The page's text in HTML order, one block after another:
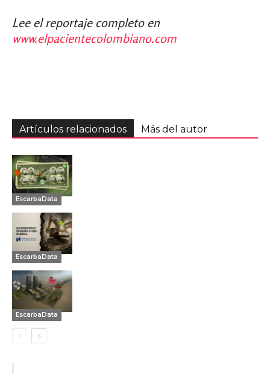
Lee el reportaje completo en
www.elpacientecolombiano.com
Artículos relacionados Más del autor
EscarbaData
EscarbaData
EscarbaData